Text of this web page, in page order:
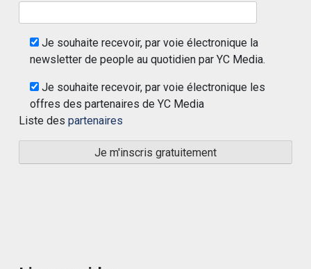
Je souhaite recevoir, par voie électronique la
newsletter de people au quotidien par YC Media.
Je souhaite recevoir, par voie électronique les
offres des partenaires de YC Media
Liste des partenaires